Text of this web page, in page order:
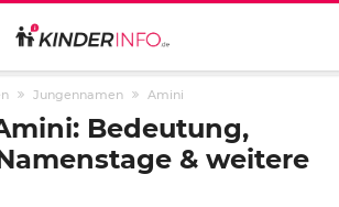
Jungennamen Amini
Bedeutung,
& weitere